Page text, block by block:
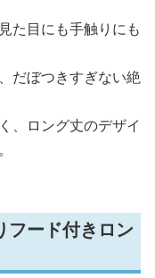
た目にも手触りにも
だぼつきすぎない絶
、ロング丈のデザイ
フード付きロン